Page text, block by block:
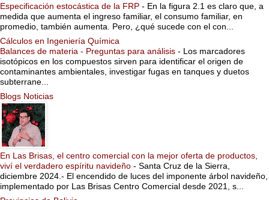
Especificación estocástica de la FRP - En la figura 2.1 es claro que, a
medida que aumenta el ingreso familiar, el consumo familiar, en
promedio, también aumenta. Pero, ¿qué sucede con el con...
Cálculos en Ingeniería Química
Balances de materia - Preguntas para análisis - Los marcadores
isotópicos en los compuestos sirven para identificar el origen de
contaminantes ambientales, investigar fugas en tanques y duetos
subterrane...
Blogs Noticias
En Las Brisas, el centro comercial con la mejor oferta de productos,
viví el verdadero espíritu navideño - Santa Cruz de la Sierra,
diciembre 2024.- El encendido de luces del imponente árbol navideño,
implementado por Las Brisas Centro Comercial desde 2021, s...